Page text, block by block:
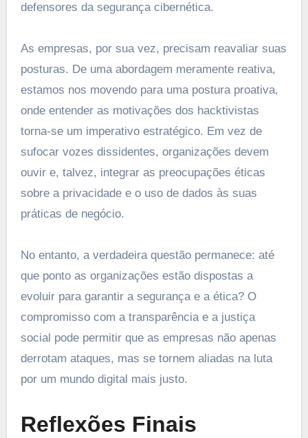
defensores da segurança cibernética.
As empresas, por sua vez, precisam reavaliar suas
posturas. De uma abordagem meramente reativa,
estamos nos movendo para uma postura proativa,
onde entender as motivações dos hacktivistas
torna-se um imperativo estratégico. Em vez de
sufocar vozes dissidentes, organizações devem
ouvir e, talvez, integrar as preocupações éticas
sobre a privacidade e o uso de dados às suas
práticas de negócio.
No entanto, a verdadeira questão permanece: até
que ponto as organizações estão dispostas a
evoluir para garantir a segurança e a ética? O
compromisso com a transparência e a justiça
social pode permitir que as empresas não apenas
derrotam ataques, mas se tornem aliadas na luta
por um mundo digital mais justo.
Reflexões Finais